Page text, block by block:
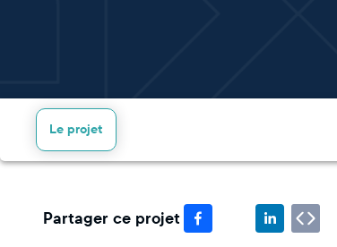
Le projet
Partager ce projet